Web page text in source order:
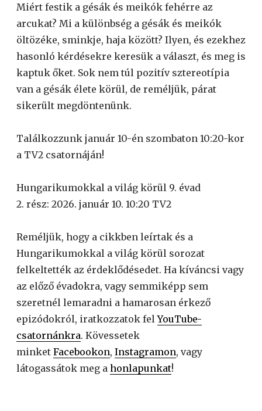
Miért festik a gésák és meikók fehérre az
arcukat? Mi a különbség a gésák és meikók
öltözéke, sminkje, haja között? Ilyen, és ezekhez
hasonló kérdésekre keresük a választ, és meg is
kaptuk őket. Sok nem túl pozitív sztereotípia
van a gésák élete körül, de reméljük, párat
sikerült megdöntenünk.
Találkozzunk január 10-én szombaton 10:20-kor
a TV2 csatornáján!
Hungarikumokkal a világ körül 9. évad
2. rész: 2026. január 10. 10:20 TV2
Reméljük, hogy a cikkben leírtak és a
Hungarikumokkal a világ körül sorozat
felkeltették az érdeklődésedet. Ha kíváncsi vagy
az előző évadokra, vagy semmiképp sem
szeretnél lemaradni a hamarosan érkező
epizódokról, iratkozzatok felYouTube-
csatornánkra. Kövessetek
minket Facebookon, Instagramon, vagy
látogassátok meg a honlapunkat!